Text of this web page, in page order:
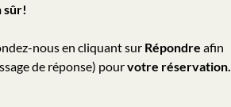
sûr!
nous en cliquant sur Répondre afin
de réponse) pourvotre réservation.